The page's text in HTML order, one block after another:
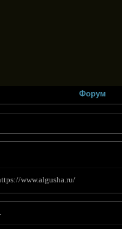
Форум
www.algusha.ru/
.